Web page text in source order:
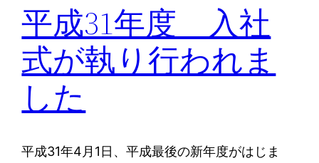
平成31年度 入社
式が執り行われま
した
平成31年4月1日、平成最後の新年度がはじま